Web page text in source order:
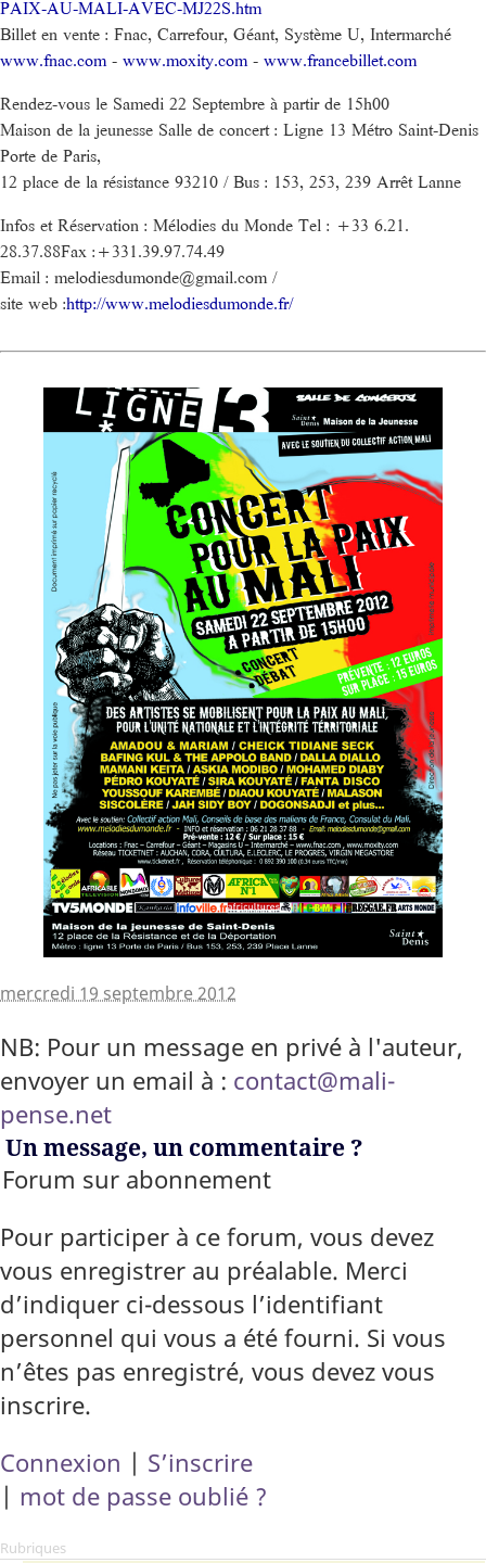
PAIX-AU-MALI-AVEC-MJ22S.htm
Billet en vente : Fnac, Carrefour, Géant, Système U, Intermarché
www.fnac.com- www.moxity.com- www.francebillet.com
Rendez-vous le Samedi 22 Septembre à partir de 15h00
Maison de la jeunesse Salle de concert : Ligne 13 Métro Saint-Denis
Porte de Paris,
12 place de la résistance 93210 / Bus : 153, 253, 239 Arrêt Lanne
Infos et Réservation : Mélodies du Monde Tel : +33 6.21.
28.37.88Fax :+331.39.97.74.49
Email : melodiesdumonde@gmail.com /
site web :http://www.melodiesdumonde.fr/
mercredi 19 septembre 2012
NB: Pour un message en privé à l'auteur,
envoyer un email à : contact@mali-
pense.net
Un message, un commentaire ?
Forum sur abonnement
Pour participer à ce forum, vous devez
vous enregistrer au préalable. Merci
d’indiquer ci-dessous l’identifiant
personnel qui vous a été fourni. Si vous
n’êtes pas enregistré, vous devez vous
inscrire.
Connexion | S’inscrire
| mot de passe oublié ?
Rubriques